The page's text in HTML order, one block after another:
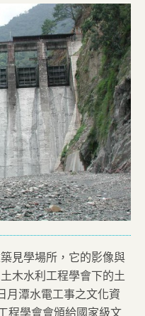
見學場所，它的影像與
木水利工程學會下的土
月潭水電工事之文化資
程學會會頒給國家級文